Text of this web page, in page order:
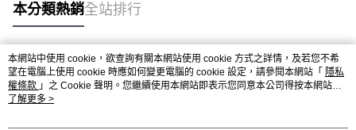
本分類熱銷全站排行
熱門標籤
本網站中使用 cookie，欲查詢有關本網站使用 cookie 方式之詳情，及若您不希
望在電腦上使用 cookie 時應如何變更電腦的 cookie 設定，請參閱本網站「 隱私
權條款 」之 Cookie 聲明。您繼續使用本網站即表示您同意本公司得按本網站使
用條款之 Cookie 聲明使用 cookie。
了解更多 >